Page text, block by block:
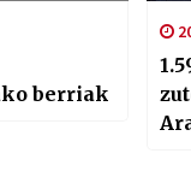
berriak